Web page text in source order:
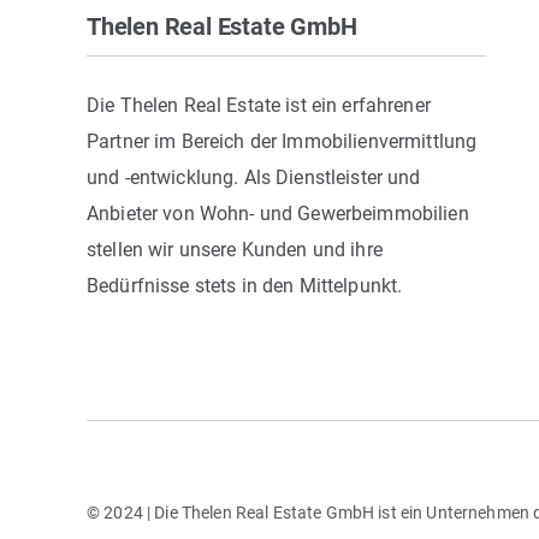
Thelen Real Estate GmbH
Die Thelen Real Estate ist ein erfahrener
Partner im Bereich der Immobilienvermittlung
und -entwicklung. Als Dienstleister und
Anbieter von Wohn- und Gewerbeimmobilien
stellen wir unsere Kunden und ihre
Bedürfnisse stets in den Mittelpunkt.
© 2024 | Die Thelen Real Estate GmbH ist ein Unternehmen